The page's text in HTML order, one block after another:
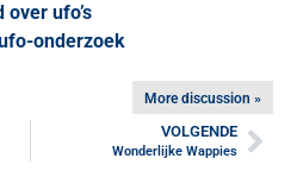
over ufo’s
onderzoek
More discussion »
VOLGENDE
Wonderlijke Wappies